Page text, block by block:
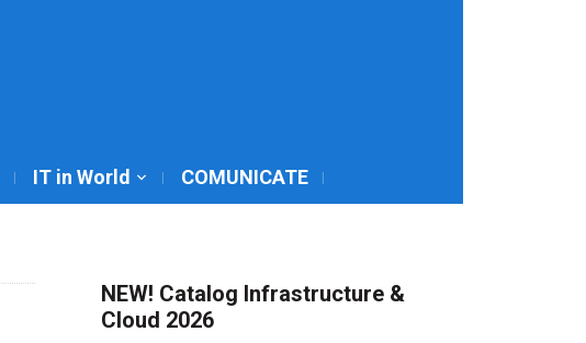
IT in World COMUNICATE
NEW! Catalog Infrastructure &
Cloud 2026